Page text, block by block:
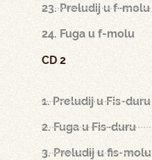
23. Preludij u f-molu
24. Fuga u f-molu
CD 2
1. Preludij u Fis-duru
2. Fuga u Fis-duru
3. Preludij u fis-molu